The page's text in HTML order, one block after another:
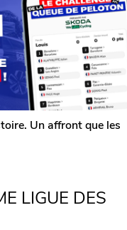
Un affront que les
LIGUE DES